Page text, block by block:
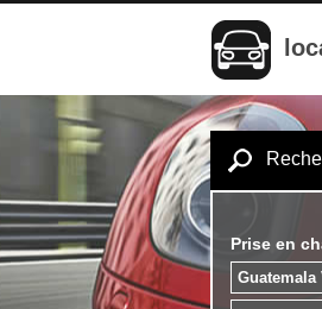
Prise en